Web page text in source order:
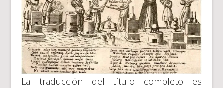
La traducción del título completo es